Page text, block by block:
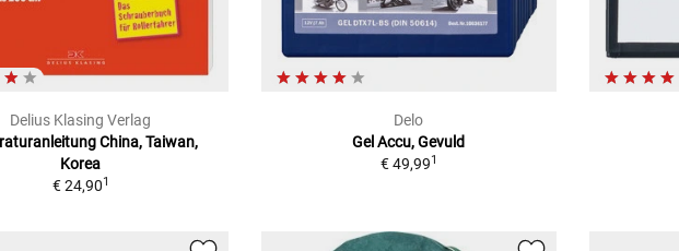
Delius Klasing Verlag
China, Taiwan,
Korea
€ 24,901
Delo
Gel Accu, Gevuld
€ 49,991